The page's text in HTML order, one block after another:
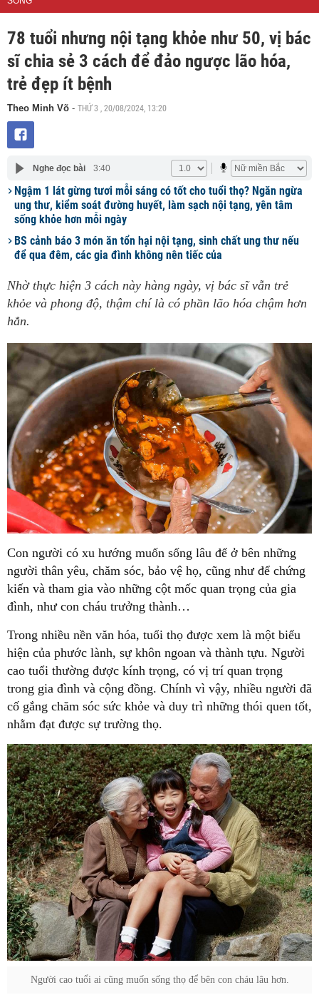
78 tuổi nhưng nội tạng khỏe như 50, vị bác
sĩ chia sẻ 3 cách để đảo ngược lão hóa,
trẻ đẹp ít bệnh
Theo Minh Võ - THỨ 3 , 20/08/2024, 13:20
Nghe đọc bài 3:40
Ngậm 1 lát gừng tươi mỗi sáng có tốt cho tuổi thọ? Ngăn ngừa
ung thư, kiểm soát đường huyết, làm sạch nội tạng, yên tâm
sống khỏe hơn mỗi ngày
BS cảnh báo 3 món ăn tổn hại nội tạng, sinh chất ung thư nếu
để qua đêm, các gia đình không nên tiếc của
Nhờ thực hiện 3 cách này hàng ngày, vị bác sĩ vẫn trẻ
khỏe và phong độ, thậm chí là có phần lão hóa chậm hơn
hẳn.
Con người có xu hướng muốn sống lâu để ở bên những
người thân yêu, chăm sóc, bảo vệ họ, cũng như để chứng
kiến và tham gia vào những cột mốc quan trọng của gia
đình, như con cháu trưởng thành…
Trong nhiều nền văn hóa, tuổi thọ được xem là một biểu
hiện của phước lành, sự khôn ngoan và thành tựu. Người
cao tuổi thường được kính trọng, có vị trí quan trọng
trong gia đình và cộng đồng. Chính vì vậy, nhiều người đã
cố gắng chăm sóc sức khỏe và duy trì những thói quen tốt,
nhằm đạt được sự trường thọ.
Người cao tuổi ai cũng muốn sống thọ để bên con cháu lâu hơn.